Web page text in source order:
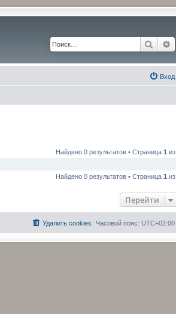
Поиск
Вход
Найдено 0 результатов • Страница 1 из
Найдено 0 результатов • Страница 1 из
Перейти
Часовой пояс: UTC+02:00
Удалить cookies